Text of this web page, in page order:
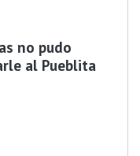
no pudo
al Pueblita